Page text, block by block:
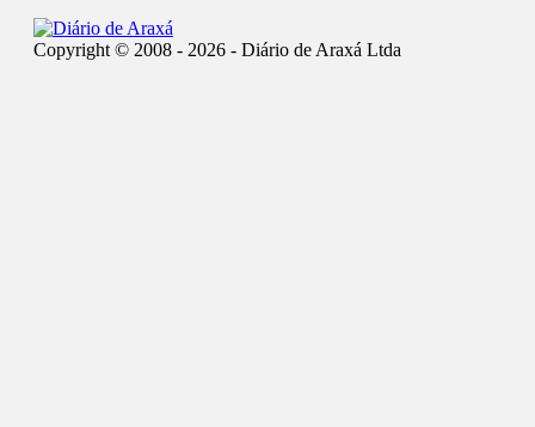
Copyright © 2008 - 2026 - Diário de Araxá Ltda